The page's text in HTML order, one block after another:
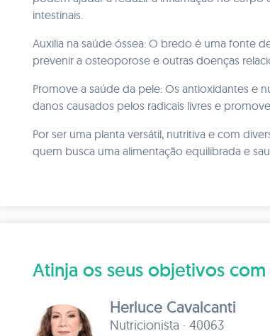
intestinais.
Auxilia na saúde óssea: O bredo é uma fonte
prevenir a osteoporose e outras doenças
Promove a saúde da pele: Os antioxidantes e
danos causados pelos radicais livres e
Por ser uma planta versátil, nutritiva e com
quem busca uma alimentação equilibrada e
Atinja os seus objetivos
Herluce Cavalcanti
Nutricionista · 40063